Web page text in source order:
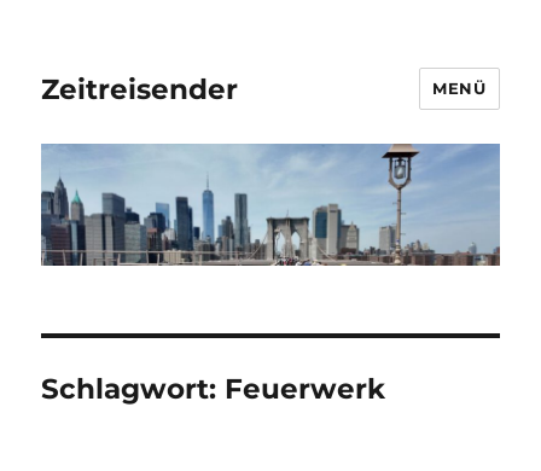
Zeitreisender MENÜ
Schlagwort: Feuerwerk